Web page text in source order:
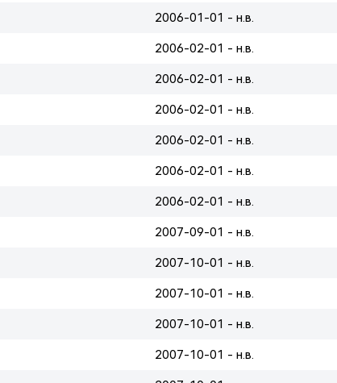
2006-01-01 - н.в.
2006-02-01 - н.в.
2006-02-01 - н.в.
2006-02-01 - н.в.
2006-02-01 - н.в.
2006-02-01 - н.в.
2006-02-01 - н.в.
2007-09-01 - н.в.
2007-10-01 - н.в.
2007-10-01 - н.в.
2007-10-01 - н.в.
2007-10-01 - н.в.